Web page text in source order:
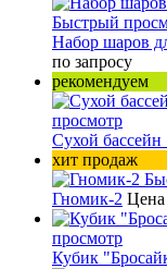
Быстрый
Набор шаров
по запросу
рекомендуем
просмотр
Сухой бассейн
хит продаж
Гномик-2 Цена
просмотр
Кубик